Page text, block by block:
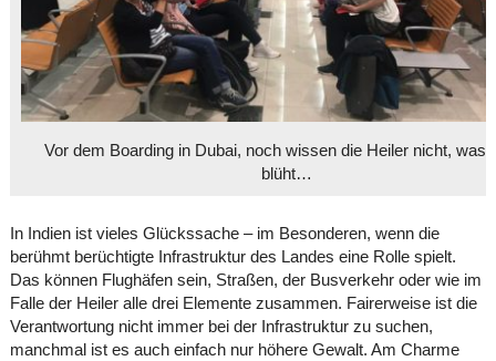
Vor dem Boarding in Dubai, noch wissen die Heiler nicht, was
blüht…
In Indien ist vieles Glückssache – im Besonderen, wenn die
berühmt berüchtigte Infrastruktur des Landes eine Rolle spielt.
Das können Flughäfen sein, Straßen, der Busverkehr oder wie im
Falle der Heiler alle drei Elemente zusammen. Fairerweise ist die
Verantwortung nicht immer bei der Infrastruktur zu suchen,
manchmal ist es auch einfach nur höhere Gewalt. Am Charme